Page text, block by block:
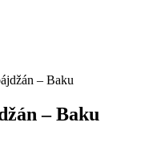
– Baku
– Baku